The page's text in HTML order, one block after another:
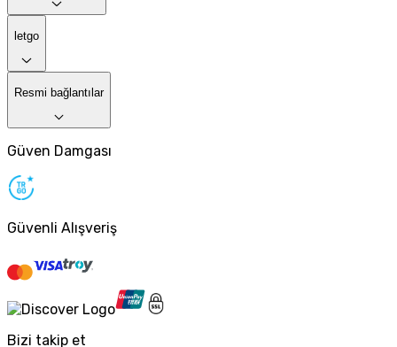
letgo
Resmi bağlantılar
Güven Damgası
Güvenli Alışveriş
Bizi takip et